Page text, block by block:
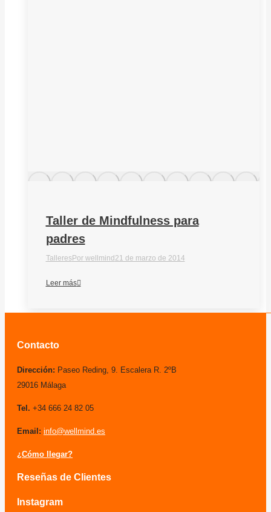
Taller de Mindfulness para
padres
TalleresPor wellmind21 de marzo de 2014
Leer más
Contacto
Dirección: Paseo Reding, 9. Escalera R. 2ºB
29016 Málaga
Tel. +34 666 24 82 05
Email: info@wellmind.es
¿Cómo llegar?
Reseñas de Clientes
Instagram